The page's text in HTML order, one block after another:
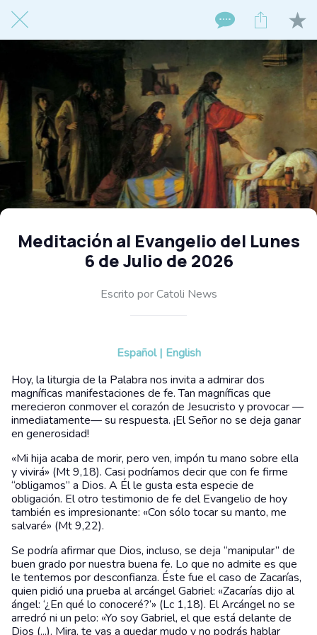
Meditación al Evangelio del Lunes
6 de Julio de 2026
Escrito por Catoli News
Español | English
Hoy, la liturgia de la Palabra nos invita a admirar dos
magníficas manifestaciones de fe. Tan magníficas que
merecieron conmover el corazón de Jesucristo y provocar —
inmediatamente— su respuesta. ¡El Señor no se deja ganar
en generosidad!
«Mi hija acaba de morir, pero ven, impón tu mano sobre ella
y vivirá» (Mt 9,18). Casi podríamos decir que con fe firme
“obligamos” a Dios. A Él le gusta esta especie de
obligación. El otro testimonio de fe del Evangelio de hoy
también es impresionante: «Con sólo tocar su manto, me
salvaré» (Mt 9,22).
Se podría afirmar que Dios, incluso, se deja “manipular” de
buen grado por nuestra buena fe. Lo que no admite es que
le tentemos por desconfianza. Éste fue el caso de Zacarías,
quien pidió una prueba al arcángel Gabriel: «Zacarías dijo al
ángel: ‘¿En qué lo conoceré?’» (Lc 1,18). El Arcángel no se
arredró ni un pelo: «Yo soy Gabriel, el que está delante de
Dios (...). Mira, te vas a quedar mudo y no podrás hablar